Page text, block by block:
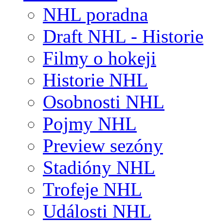
NHL poradna
Draft NHL - Historie
Filmy o hokeji
Historie NHL
Osobnosti NHL
Pojmy NHL
Preview sezóny
Stadióny NHL
Trofeje NHL
Události NHL